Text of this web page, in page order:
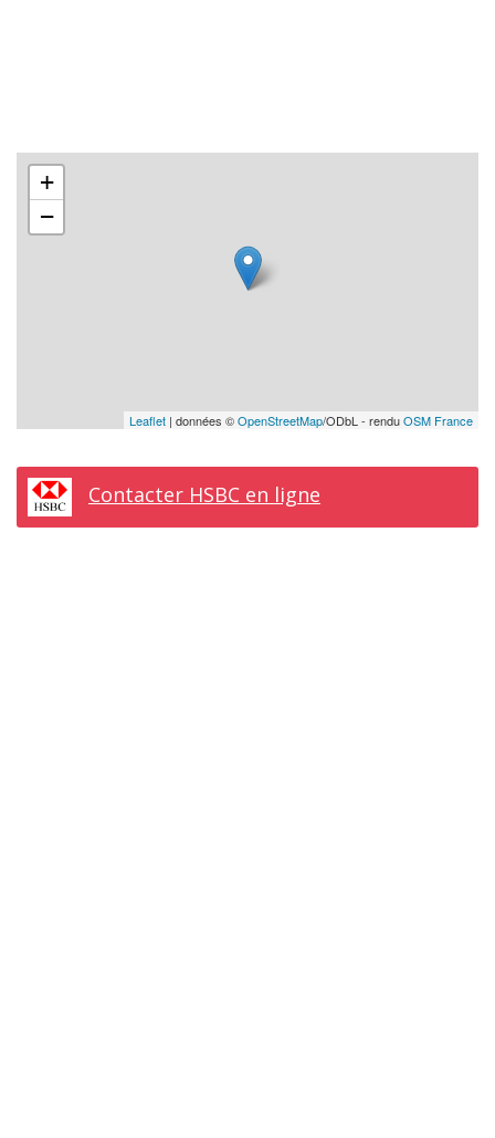
+
−
Leaflet | données ©OpenStreetMap/ODbL - renduOSM France
Contacter HSBC en ligne